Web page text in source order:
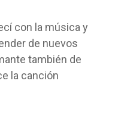
con la música y
de nuevos
también de
la canción